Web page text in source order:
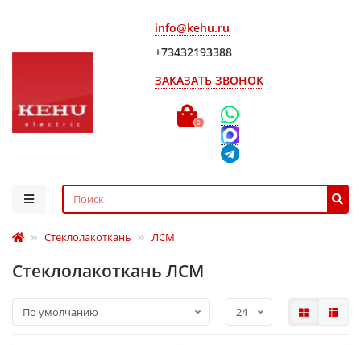
info@kehu.ru
+73432193388
ЗАКАЗАТЬ ЗВОНОК
0
Стеклолакоткань ЛСМ
Стеклолакоткань ЛСМ